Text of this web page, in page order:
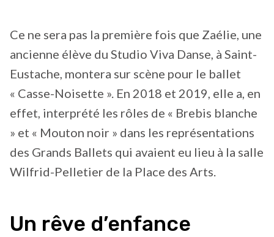
Ce ne sera pas la première fois que Zaélie, une
ancienne élève du Studio Viva Danse, à Saint-
Eustache, montera sur scène pour le ballet
« Casse-Noisette ». En 2018 et 2019, elle a, en
effet, interprété les rôles de « Brebis blanche
» et « Mouton noir » dans les représentations
des Grands Ballets qui avaient eu lieu à la salle
Wilfrid-Pelletier de la Place des Arts.
Un rêve d’enfance